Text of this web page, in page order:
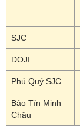
SJC
DOJI
Phú Quý SJC
Bảo Tín Minh
Châu